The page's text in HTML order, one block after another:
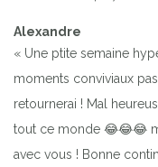
Alexandre
« Une ptite semaine
moments conviviaux
retournerai ! Mal
tout ce monde 😂😂😂
avec vous ! Bonne